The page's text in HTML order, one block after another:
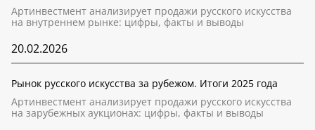
Артинвестмент анализирует продажи русского искусства
на внутреннем рынке: цифры, факты и выводы
20.02.2026
Рынок русского искусства за рубежом. Итоги 2025 года
Артинвестмент анализирует продажи русского искусства
на зарубежных аукционах: цифры, факты и выводы